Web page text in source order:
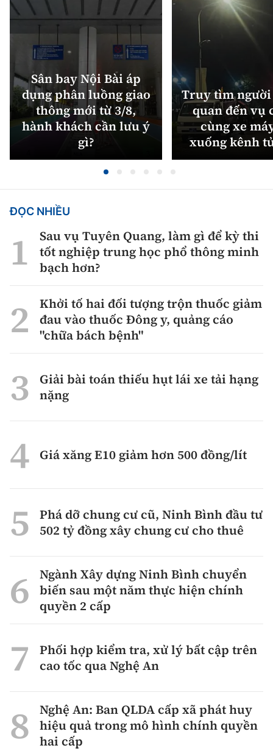
Sân bay Nội Bài áp
dụng phân luồng giao
thông mới từ 3/8,
hành khách cần lưu ý
gì?
Truy tìm
quan đến vụ
cùng xe
xuống kênh
ĐỌC NHIỀU
Sau vụ Tuyên Quang, làm gì để kỳ thi
tốt nghiệp trung học phổ thông minh
bạch hơn?
Khởi tố hai đối tượng trộn thuốc giảm
đau vào thuốc Đông y, quảng cáo
"chữa bách bệnh"
Giải bài toán thiếu hụt lái xe tải hạng
nặng
Giá xăng E10 giảm hơn 500 đồng/lít
Phá dỡ chung cư cũ, Ninh Bình đầu tư
502 tỷ đồng xây chung cư cho thuê
Ngành Xây dựng Ninh Bình chuyển
biến sau một năm thực hiện chính
quyền 2 cấp
Phối hợp kiểm tra, xử lý bất cập trên
cao tốc qua Nghệ An
Nghệ An: Ban QLDA cấp xã phát huy
hiệu quả trong mô hình chính quyền
hai cấp